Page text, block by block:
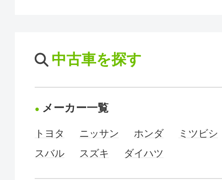
中古車を探す
メーカー一覧
トヨタ ニッサン ホンダ
ミツビシ
スバル
スズキ ダイハツ